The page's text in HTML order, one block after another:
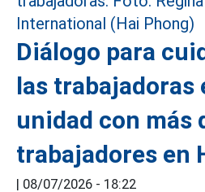
Diálogo para
las trabajadoras
unidad con más
trabajadores en
| 08/07/2026 - 18:22